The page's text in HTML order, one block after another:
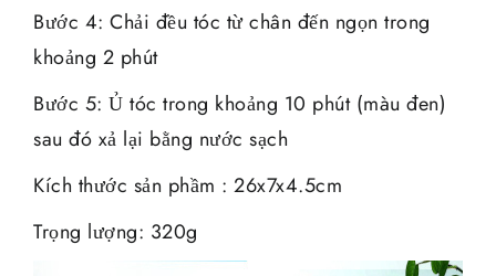
Bước 4: Chải đều tóc từ chân đến ngọn trong
khoảng 2 phút
Bước 5: Ủ tóc trong khoảng 10 phút (màu đen)
sau đó xả lại bằng nước sạch
Kích thước sản phầm : 26x7x4.5cm
Trọng lượng: 320g